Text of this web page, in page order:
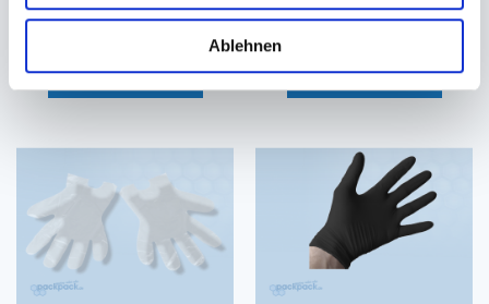
Ablehnen
3,85 €
In den Warenkorb
3,85 €
In den Warenkorb